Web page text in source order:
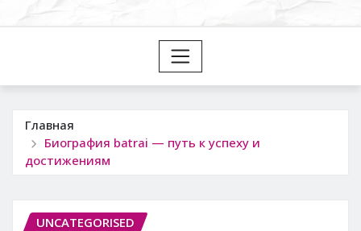
Главная
Биография batrai — путь к успеху и
достижениям
UNCATEGORISED